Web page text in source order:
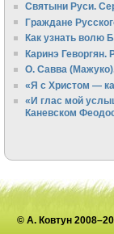
Святыни Руси.
Граждане
Как узнать волю
Каринэ Геворгян.
О. Савва
«Я с Христом —
«И глас мой
Каневском
© А. Ковтун